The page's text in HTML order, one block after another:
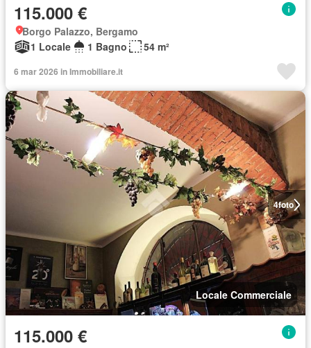
115.000 €
Borgo Palazzo, Bergamo
1 Locale
1 Bagno 54 m²
6 mar 2026 in Immobiliare.it
4foto
Locale Commerciale
115.000 €